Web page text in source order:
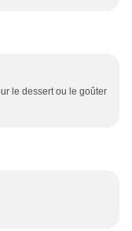
le dessert ou le goûter